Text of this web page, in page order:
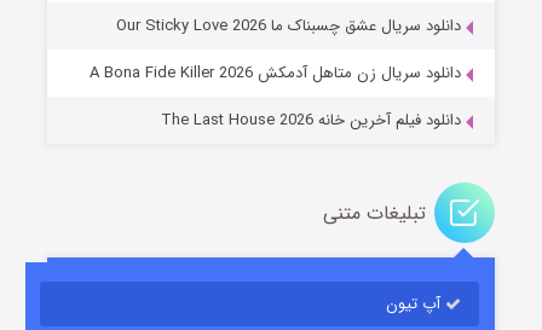
مردگان متحرک: شهر مرده ۳
دانلود سریال عشق چسبناک ما Our Sticky Love 2026
دانلود سریال زن متاهل آدمکش A Bona Fide Killer 2026
دانلود فیلم آخرین خانه The Last House 2026
تبلیغات متنی
آپ تیون